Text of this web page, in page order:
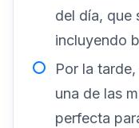
del día, que
incluyendo
Por la
una de las
perfecta